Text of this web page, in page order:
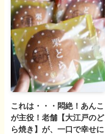
これは・・・悶絶！あんこ
が主役！老舗【大江戸のど
ら焼き】が、一口で幸せに